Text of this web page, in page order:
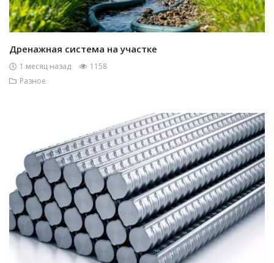
Дренажная система на участке
1 месяц назад
1158
Разное